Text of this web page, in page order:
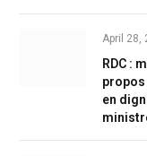
April 28,
RDC :
propos
en